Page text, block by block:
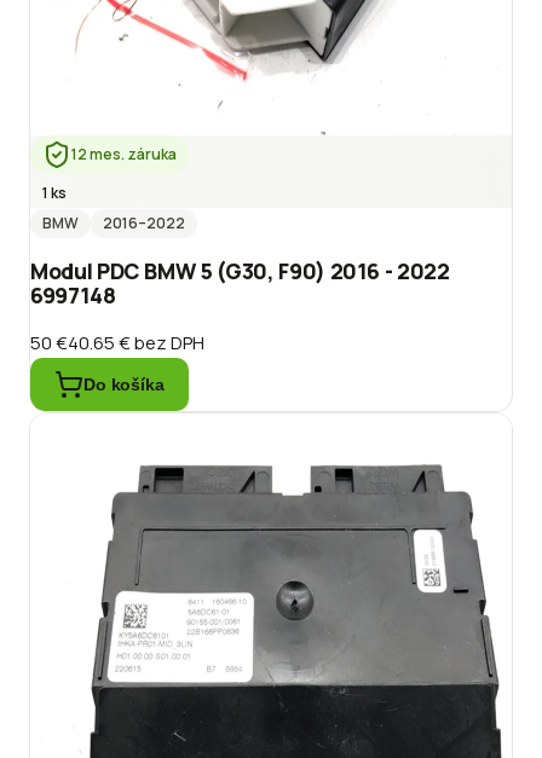
12 mes. záruka
1 ks
BMW
2016–2022
Modul PDC BMW 5 (G30, F90) 2016 - 2022
6997148
50 €40.65 €bez DPH
Do košíka